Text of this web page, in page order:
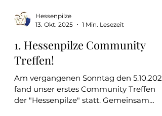
Hessenpilze
13. Okt. 2025
1 Min. Lesezeit
1. Hessenpilze Community
Treffen!
Am vergangenen Sonntag den 5.10.2025